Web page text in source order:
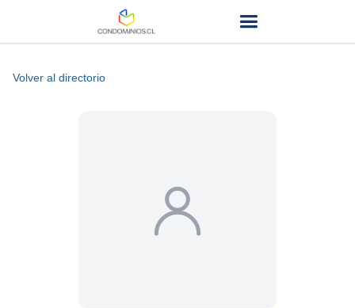
Volver al directorio